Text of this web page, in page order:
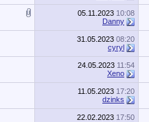
05.11.2023 10:08
Danny
31.05.2023 08:20
cyryl
24.05.2023 11:54
Xeno
11.05.2023 17:20
dzinks
22.02.2023 17:50